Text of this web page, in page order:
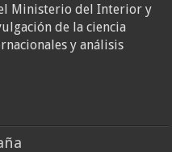
Ministerio del Interior y
de la ciencia
y análisis